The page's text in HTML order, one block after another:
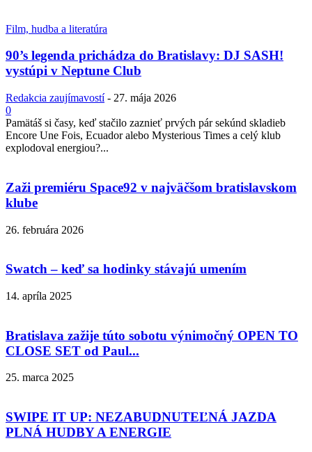
Film, hudba a literatúra
90’s legenda prichádza do Bratislavy: DJ SASH!
vystúpi v Neptune Club
Redakcia zaujímavostí - 27. mája 2026
0
Pamätáš si časy, keď stačilo zaznieť prvých pár sekúnd skladieb
Encore Une Fois, Ecuador alebo Mysterious Times a celý klub
explodoval energiou?...
Zaži premiéru Space92 v najväčšom bratislavskom
klube
26. februára 2026
Swatch – keď sa hodinky stávajú umením
14. apríla 2025
Bratislava zažije túto sobotu výnimočný OPEN TO
CLOSE SET od Paul...
25. marca 2025
SWIPE IT UP: NEZABUDNUTEĽNÁ JAZDA
PLNÁ HUDBY A ENERGIE